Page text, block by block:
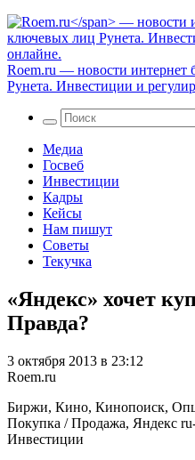
Roem.ru — новости интернет
Рунета. Инвестиции и
Медиа
Госвеб
Инвестиции
Кадры
Кейсы
Нам пишут
Советы
Текучка
«Яндекс» хочет
Правда?
3 октября 2013 в 23:12
Roem.ru
Биржи, Кино, Кинопоиск,
Покупка / Продажа, Яндекс
Инвестиции